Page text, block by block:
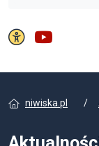
PanelGmina
niwiska.pl